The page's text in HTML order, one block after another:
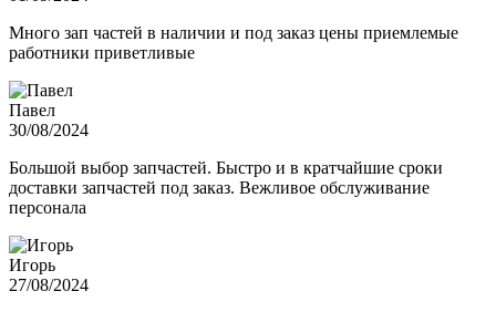
Много зап частей в наличии и под заказ цены приемлемые
работники приветливые
Павел
30/08/2024
Большой выбор запчастей. Быстро и в кратчайшие сроки
доставки запчастей под заказ. Вежливое обслуживание
персонала
Игорь
27/08/2024